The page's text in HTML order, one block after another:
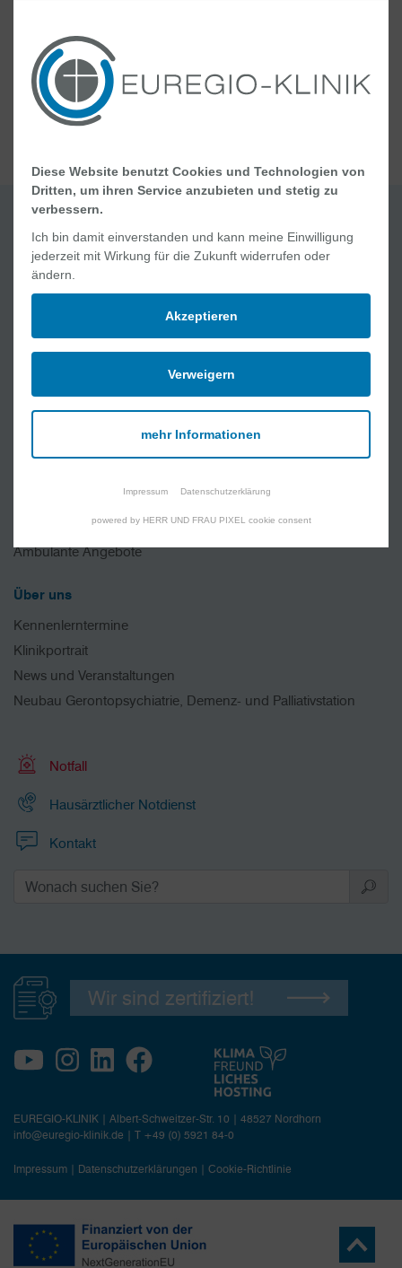
Verantwortungsbereiche: Suchtbehandlung,
Gerontopsychiatrie
Quick Links
Jobs und Karriere
Online Academy
Ambulante Angebote
Über uns
Kennenlerntermine
Klinikportrait
News und Veranstaltungen
Neubau Gerontopsychiatrie, Demenz- und Palliativstation
Notfall
Hausärztlicher Notdienst
Kontakt
Wir sind zertifiziert!
EUREGIO-KLINIK | Albert-Schweitzer-Str. 10 | 48527 Nordhorn
info@euregio-klinik.de | T +49 (0) 5921 84-0
Impressum | Datenschutzerklärungen | Cookie-Richtlinie
Diese Website benutzt Cookies und Technologien von
Dritten, um ihren Service anzubieten und stetig zu
verbessern.
Ich bin damit einverstanden und kann meine Einwilligung
jederzeit mit Wirkung für die Zukunft widerrufen oder
ändern.
Akzeptieren
Verweigern
mehr Informationen
Impressum Datenschutzerklärung
powered by HERR UND FRAU PIXEL cookie consent